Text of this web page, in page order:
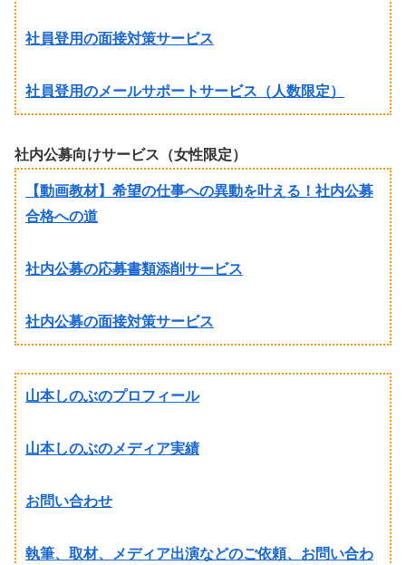
社員登用の面接対策サービス
社員登用のメールサポートサービス（人数限定）
社内公募向けサービス（女性限定）
【動画教材】希望の仕事への異動を叶える！社内公募
合格への道
社内公募の応募書類添削サービス
社内公募の面接対策サービス
山本しのぶのプロフィール
山本しのぶのメディア実績
お問い合わせ
執筆、取材、メディア出演などのご依頼、お問い合わ